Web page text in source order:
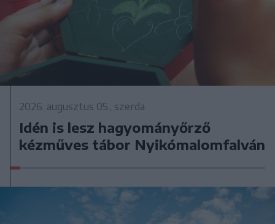
2026. augusztus 05., szerda
Idén is lesz hagyományőrző
kézműves tábor Nyikómalomfalván